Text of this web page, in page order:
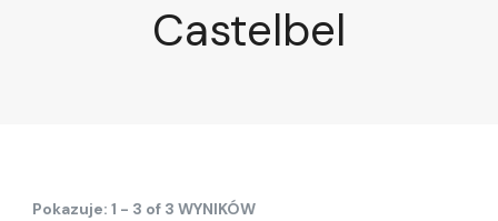
Castelbel
Pokazuje: 1 - 3 of 3 WYNIKÓW